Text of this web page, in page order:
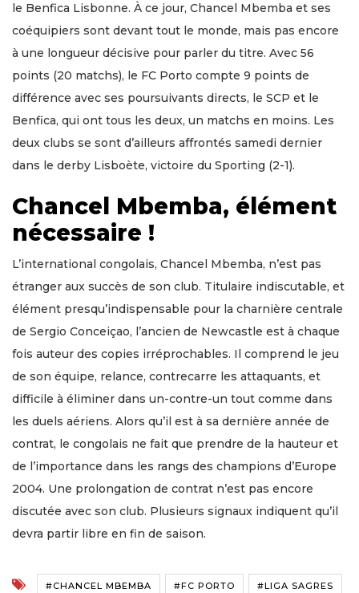
le Benfica Lisbonne. À ce jour, Chancel Mbemba et ses
coéquipiers sont devant tout le monde, mais pas encore
à une longueur décisive pour parler du titre. Avec 56
points (20 matchs), le FC Porto compte 9 points de
différence avec ses poursuivants directs, le SCP et le
Benfica, qui ont tous les deux, un matchs en moins. Les
deux clubs se sont d’ailleurs affrontés samedi dernier
dans le derby Lisboète, victoire du Sporting (2-1).
Chancel Mbemba, élément
nécessaire !
L’international congolais, Chancel Mbemba, n’est pas
étranger aux succès de son club. Titulaire indiscutable, et
élément presqu’indispensable pour la charnière centrale
de Sergio Conceiçao, l’ancien de Newcastle est à chaque
fois auteur des copies irréprochables. Il comprend le jeu
de son équipe, relance, contrecarre les attaquants, et
difficile à éliminer dans un-contre-un tout comme dans
les duels aériens. Alors qu’il est à sa dernière année de
contrat, le congolais ne fait que prendre de la hauteur et
de l’importance dans les rangs des champions d’Europe
2004. Une prolongation de contrat n’est pas encore
discutée avec son club. Plusieurs signaux indiquent qu’il
devra partir libre en fin de saison.
#CHANCEL MBEMBA #FC PORTO #LIGA SAGRES